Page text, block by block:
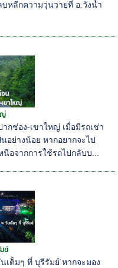
หลีกความวุ่นวายที่ อ.วังน้ำ
ญ่
กช่อง-เขาใหญ่ เมื่อมีรถเช่า
อย่างน้อย หากอยากจะไป
นือจากการใช้รถไปกลับบ...
ย์
เต็มๆ ที่ บุรีรัมย์ หากจะมอง